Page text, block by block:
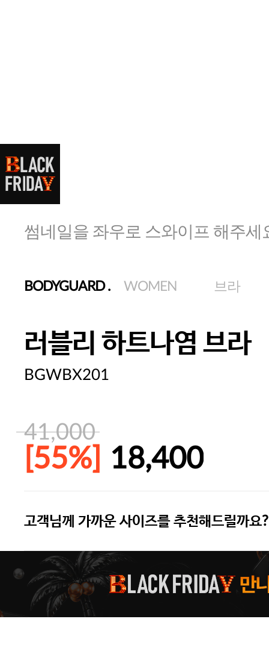
썸네일을 좌우로 스와이프 해주세
BODYGUARD. WOMEN 브라
러블리 하트나염 브라
BGWBX201
41,000
[55%] 18,400
주말특가 20%(8.7~8.9)/5만원 이
[썸머블프] 1만원 할인 쿠폰(8.1~31)
[썸머블프] 2만원 할인 쿠폰(8.1~31)
고객님께 가까운 사이즈를 추천해드릴까요?